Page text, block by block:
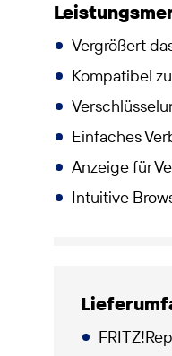
Vergrößert
Kompatibel
Einfaches
Anzeige für
Intuitive